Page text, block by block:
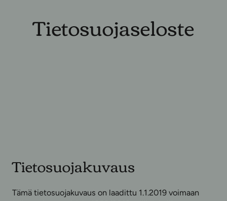
Tietosuojaseloste
Tietosuojakuvaus
Tämä tietosuojakuvaus on laadittu 1.1.2019 voimaan